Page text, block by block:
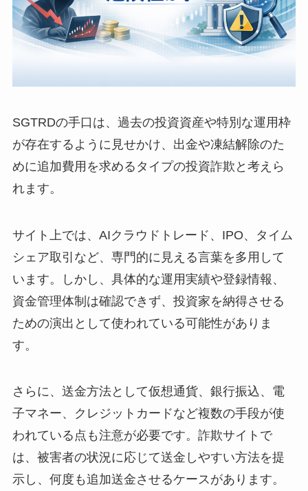
SGTRDの手口は、過去の投資資産や特別な運用枠
が存在するように見せかけ、出金や凍結解除のた
めに追加費用を求めるタイプの投資詐欺と考えら
れます。
サイト上では、AIクラウドトレード、IPO、タイム
シェア取引など、専門的に見える言葉を多用して
います。しかし、具体的な運用実績や登録情報、
資金管理体制は確認できず、投資家を納得させる
ための演出として使われている可能性がありま
す。
さらに、送金方法として仮想通貨、銀行振込、電
子マネー、クレジットカードなど複数の手段が使
われている点も注意が必要です。詐欺サイトで
は、被害者の状況に応じて送金しやすい方法を提
示し、何度も追加送金させるケースがあります。